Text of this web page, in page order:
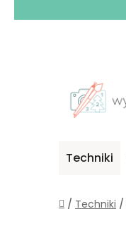
Techniki
Home
/ Techniki /